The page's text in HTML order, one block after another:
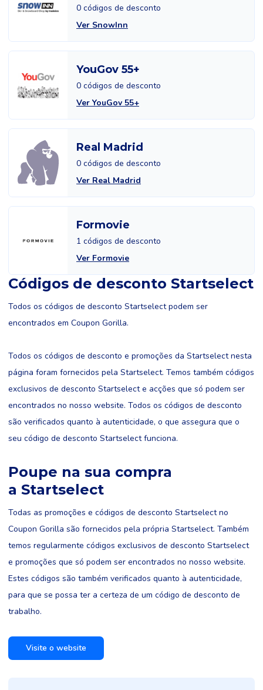
0 códigos de desconto
Ver SnowInn
YouGov 55+
0 códigos de desconto
Ver YouGov 55+
Real Madrid
0 códigos de desconto
Ver Real Madrid
Formovie
1 códigos de desconto
Ver Formovie
Códigos de desconto Startselect
Todos os códigos de desconto Startselect podem ser
encontrados em Coupon Gorilla.
Todos os códigos de desconto e promoções da Startselect nesta
página foram fornecidos pela Startselect. Temos também códigos
exclusivos de desconto Startselect e acções que só podem ser
encontrados no nosso website. Todos os códigos de desconto
são verificados quanto à autenticidade, o que assegura que o
seu código de desconto Startselect funciona.
Poupe na sua compra
a Startselect
Todas as promoções e códigos de desconto Startselect no
Coupon Gorilla são fornecidos pela própria Startselect. Também
temos regularmente códigos exclusivos de desconto Startselect
e promoções que só podem ser encontrados no nosso website.
Estes códigos são também verificados quanto à autenticidade,
para que se possa ter a certeza de um código de desconto de
trabalho.
Visite o website